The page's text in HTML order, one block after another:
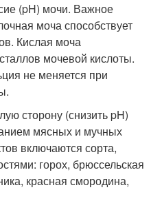
(pH) мочи. Важное
моча способствует
Кислая моча
мочевой кислоты.
не меняется при
сторону (снизить pH)
мясных и мучных
включаются сорта,
горох, брюссельская
красная смородина,